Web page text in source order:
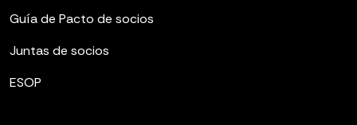
Guía de Pacto de socios
Juntas de socios
ESOP